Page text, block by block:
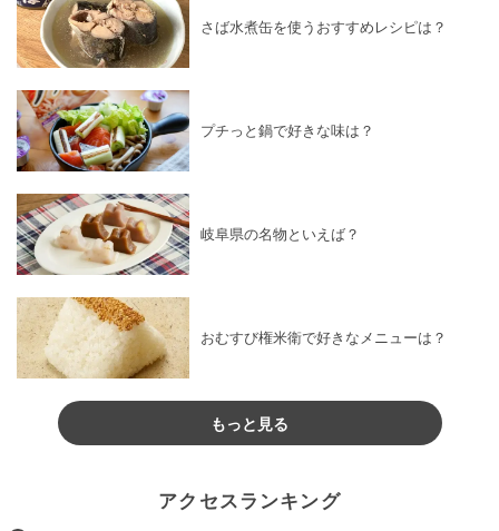
さば水煮缶を使うおすすめレシピは？
プチっと鍋で好きな味は？
岐阜県の名物といえば？
おむすび権米衛で好きなメニューは？
もっと見る
アクセスランキング